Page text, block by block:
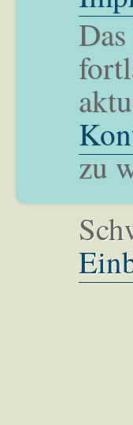
Das
zu